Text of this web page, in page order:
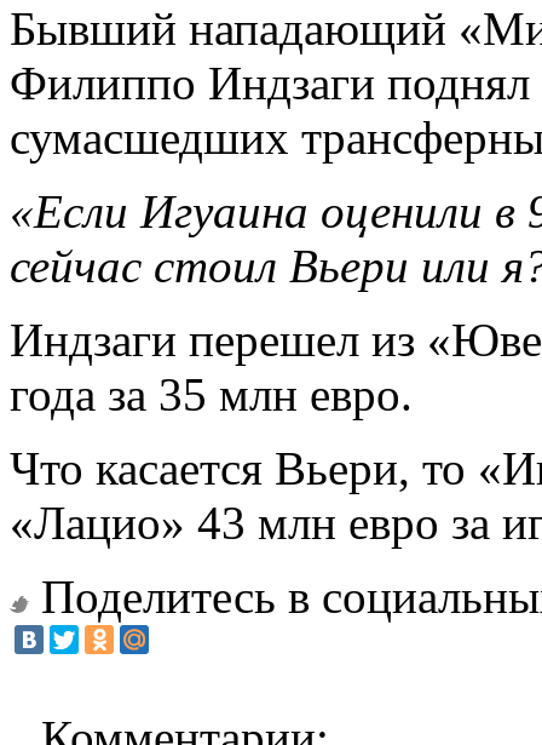
Бывший нападающий
Филиппо Индзаги
сумасшедших
«Если Игуаина оценили
сейчас стоил Вьери или
Индзаги перешел из
года за 35 млн евро.
Что касается Вьери, то
«Лацио» 43 млн евро за
Поделитесь в